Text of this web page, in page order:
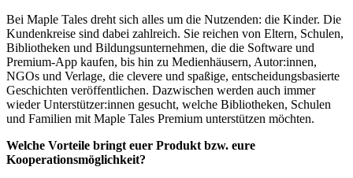
Bei Maple Tales dreht sich alles um die Nutzenden: die Kinder. Die
Kundenkreise sind dabei zahlreich. Sie reichen von Eltern, Schulen,
Bibliotheken und Bildungsunternehmen, die die Software und
Premium-App kaufen, bis hin zu Medienhäusern, Autor:innen,
NGOs und Verlage, die clevere und spaßige, entscheidungsbasierte
Geschichten veröffentlichen. Dazwischen werden auch immer
wieder Unterstützer:innen gesucht, welche Bibliotheken, Schulen
und Familien mit Maple Tales Premium unterstützen möchten.
Welche Vorteile bringt euer Produkt bzw. eure
Kooperationsmöglichkeit?